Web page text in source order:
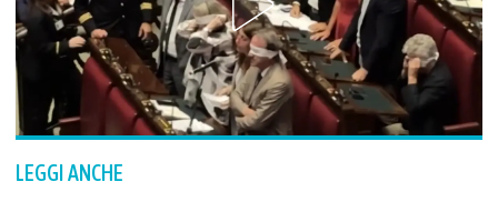
LEGGI ANCHE